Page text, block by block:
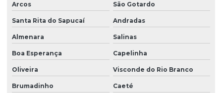
Arcos São Gotardo
Santa Rita do Sapucaí Andradas
Almenara Salinas
Boa Esperança Capelinha
Oliveira Visconde do Rio Branco
Brumadinho Caeté